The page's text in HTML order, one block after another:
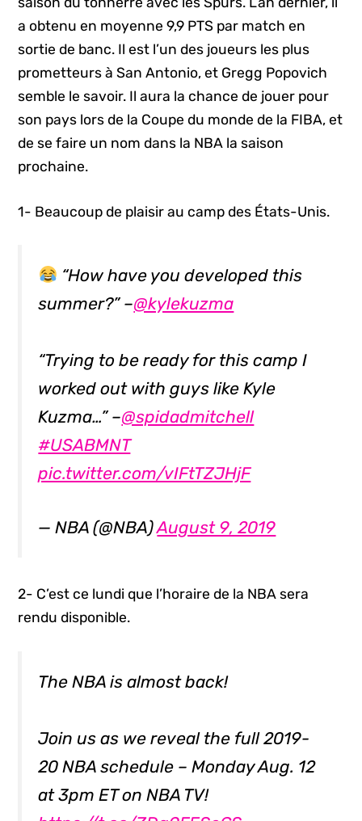
a obtenu en moyenne 9,9 PTS par match en
sortie de banc. Il est l’un des joueurs les plus
prometteurs à San Antonio, et Gregg Popovich
semble le savoir. Il aura la chance de jouer pour
son pays lors de la Coupe du monde de la FIBA, et
de se faire un nom dans la NBA la saison
prochaine.
1- Beaucoup de plaisir au camp des États-Unis.
“How have you developed this
summer?” –@kylekuzma
“Trying to be ready for this camp I
worked out with guys like Kyle
Kuzma…” –@spidadmitchell
#USABMNT
pic.twitter.com/vIFtTZJHjF
— NBA (@NBA)August 9, 2019
2- C’est ce lundi que l’horaire de la NBA sera
rendu disponible.
The NBA is almost back!
Join us as we reveal the full 2019-
20 NBA schedule – Monday Aug. 12
at 3pm ET on NBA TV!